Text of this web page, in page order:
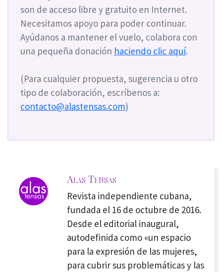
son de acceso libre y gratuito en Internet.
Necesitamos apoyo para poder continuar.
Ayúdanos a mantener el vuelo, colabora con
una pequeña donación haciendo clic aquí.
(Para cualquier propuesta, sugerencia u otro
tipo de colaboración, escríbenos a:
contacto@alastensas.com)
Alas Tensas
Revista independiente cubana,
fundada el 16 de octubre de 2016.
Desde el editorial inaugural,
autodefinida como «un espacio
para la expresión de las mujeres,
para cubrir sus problemáticas y las